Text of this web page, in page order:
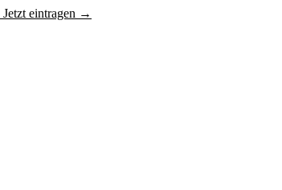
Jetzt eintragen →